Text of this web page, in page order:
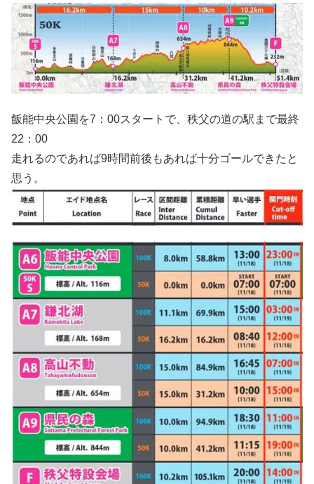
飯能中央公園を7：00スタートで、秩父の道の駅まで最終
22：00
走れるのであれば9時間前後もあれば十分ゴールできたと
思う。